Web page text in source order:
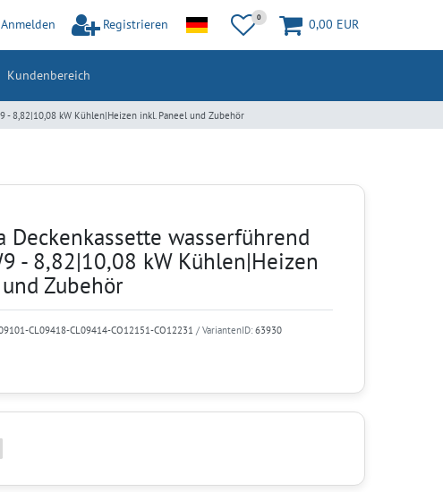
Anmelden Registrieren 0 0,00 EUR
Kundenbereich
- 8,82|10,08 kW Kühlen|Heizen inkl. Paneel und Zubehör
Deckenkassette wasserführend
- 8,82|10,08 kW Kühlen|Heizen
Zubehör
CL09418-CL09414-CO12151-CO12231 / VariantenID: 63930